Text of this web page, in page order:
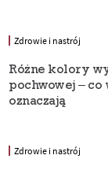
Zdrowie i nastrój
Różne kolory
pochwowej – co
oznaczają
Zdrowie i nastrój